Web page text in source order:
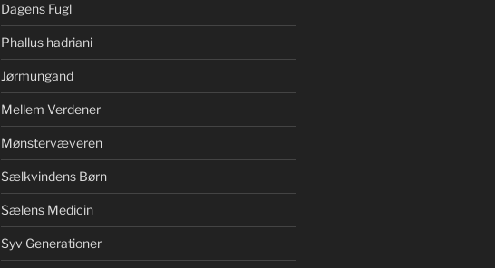
Dagens Fugl
Phallus hadriani
Jørmungand
Mellem Verdener
Mønstervæveren
Sælkvindens Børn
Sælens Medicin
Syv Generationer